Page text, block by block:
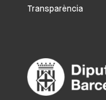
Transparència